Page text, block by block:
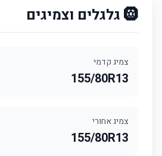
🛞 גלגלים וצמיגים
צמיג קדמי
155/80R13
צמיג אחורי
155/80R13